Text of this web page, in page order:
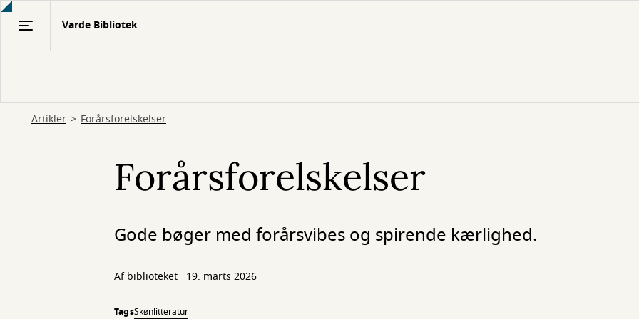
Gå
Varde Bibliotek
Artikler Forårsforelskelser
Forårsforelskelser
Gode bøger med forårsvibes og spirende kærlighed.
Af biblioteket 19. marts 2026
TagsSkønlitteratur